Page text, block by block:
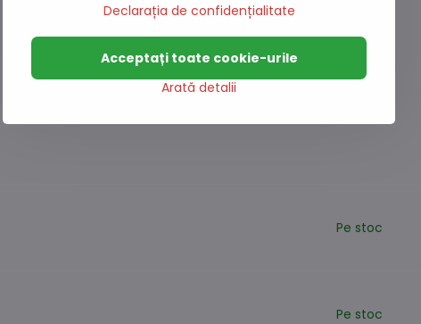
Pe stoc
Pe stoc
Declarația de confidențialitate
Arată detalii
Acceptați toate cookie-urile